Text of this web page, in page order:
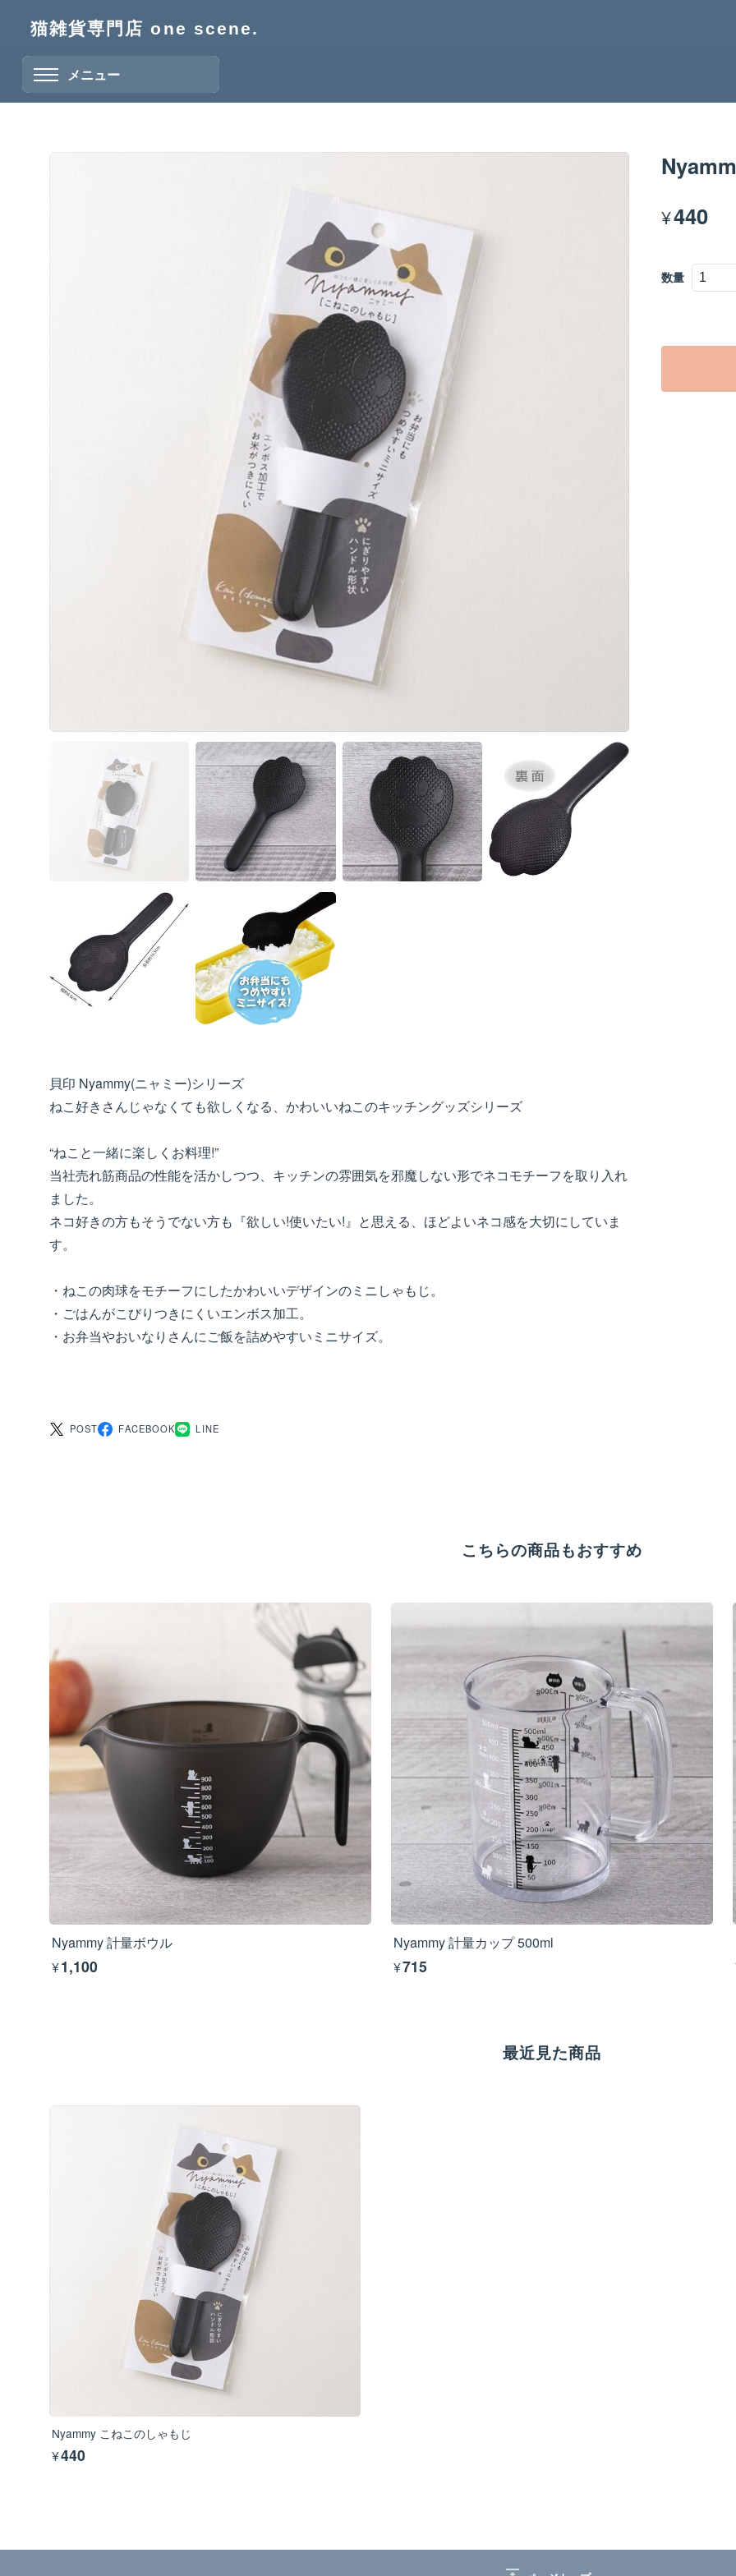
猫雑貨専門店 one scene.
メニュー
¥440
数量
貝印 Nyammy(ニャミー)シリーズ
ねこ好きさんじゃなくても欲しくなる、かわいいねこのキッチングッズシリーズ
“ねこと一緒に楽しくお料理!”
当社売れ筋商品の性能を活かしつつ、キッチンの雰囲気を邪魔しない形でネコモチーフを取り入れ
ました。
ネコ好きの方もそうでない方も『欲しい!使いたい!』と思える、ほどよいネコ感を大切にしていま
す。
・ねこの肉球をモチーフにしたかわいいデザインのミニしゃもじ。
・ごはんがこびりつきにくいエンボス加工。
・お弁当やおいなりさんにご飯を詰めやすいミニサイズ。
POST FACEBOOK LINE
こちらの商品もおすすめ
Nyammy 計量ボウル
¥1,100
Nyammy 計量カップ 500ml
¥715
最近見た商品
Nyammy こねこのしゃもじ
¥440